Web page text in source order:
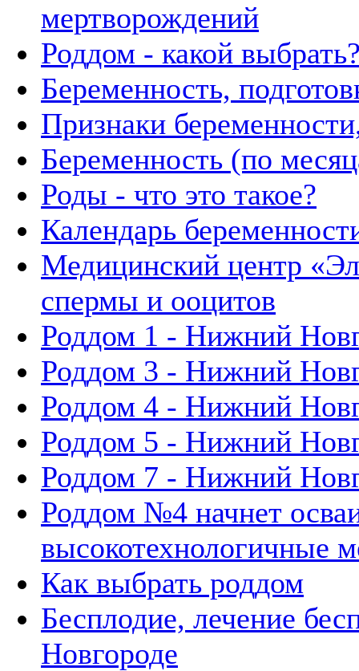
мертворождений
Роддом - какой
Беременность,
Признаки
Беременность (по
Роды - что это такое?
Календарь
Медицинский центр
спермы и ооцитов
Роддом 1 - Нижний
Роддом 3 - Нижний
Роддом 4 - Нижний
Роддом 5 - Нижний
Роддом 7 - Нижний
Роддом №4 начнет
высокотехнологичные
Как выбрать роддом
Бесплодие, лечение
Новгороде